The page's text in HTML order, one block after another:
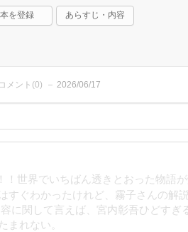
本を登録 あらすじ・内容
コメント(0) 2026/06/17
！世界でいちばん透きとおった物語
すぐわかったけれど、霧子さんの解
に関して言えば、宮内彰吾ひどすぎ
まれない。